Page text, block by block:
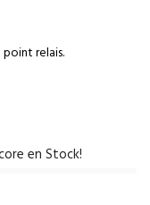
relais.
en Stock!